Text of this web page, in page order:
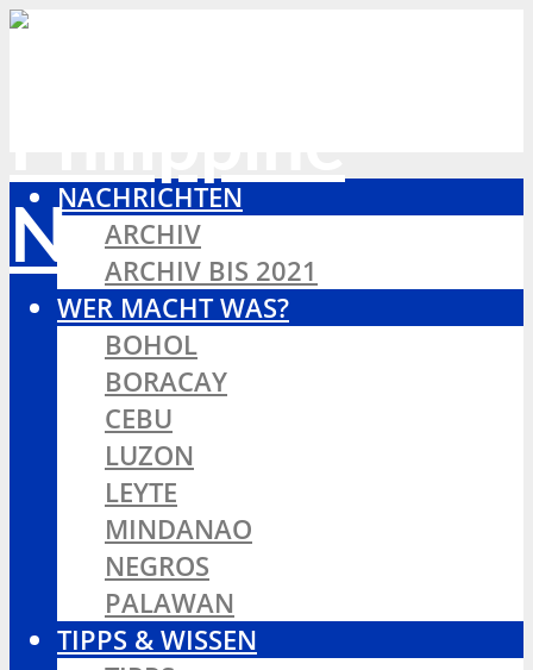
NACHRICHTEN
ARCHIV
ARCHIV BIS 2021
WER MACHT WAS?
BOHOL
BORACAY
CEBU
LUZON
LEYTE
MINDANAO
NEGROS
PALAWAN
TIPPS & WISSEN